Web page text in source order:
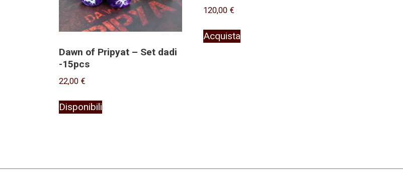
Dawn of Pripyat – Set dadi
-15pcs
22,00 €
Disponibili
120,00 €
Acquista